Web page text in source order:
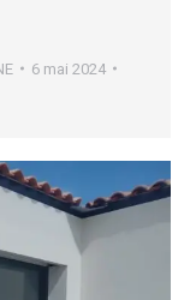
6 mai 2024